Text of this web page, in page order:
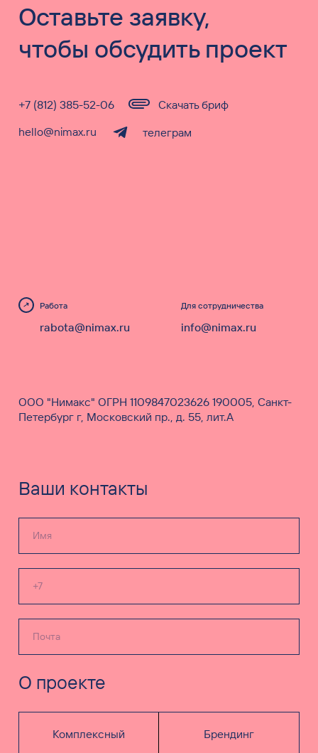
Оставьте заявку,
чтобы обсудить проект
hello@nimax.ru
+7 (812) 385-52-06
телеграм
Скачать бриф
Работа
rabota@nimax.ru
Для сотрудничества
info@nimax.ru
ООО "Нимакс" ОГРН 1109847023626 190005, Санкт-
Петербург г, Московский пр., д. 55, лит.А
Ваши контакты
О проекте
Комплексный Брендинг